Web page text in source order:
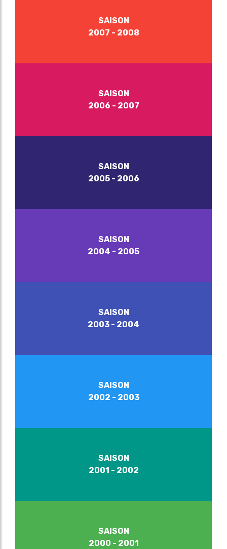
SAISON
2007 - 2008
SAISON
2006 - 2007
SAISON
2005 - 2006
SAISON
2004 - 2005
SAISON
2003 - 2004
SAISON
2002 - 2003
SAISON
2001 - 2002
SAISON
2000 - 2001